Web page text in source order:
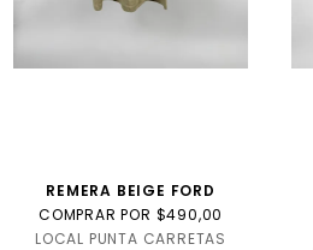
REMERA BEIGE FORD
COMPRAR POR $490,00
LOCAL PUNTA CARRETAS